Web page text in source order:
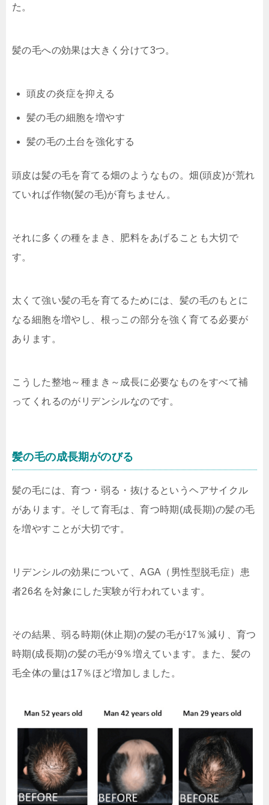
た。
髪の毛への効果は大きく分けて3つ。
頭皮の炎症を抑える
髪の毛の細胞を増やす
髪の毛の土台を強化する
頭皮は髪の毛を育てる畑のようなもの。畑(頭皮)が荒れ
ていれば作物(髪の毛)が育ちません。
それに多くの種をまき、肥料をあげることも大切で
す。
太くて強い髪の毛を育てるためには、髪の毛のもとに
なる細胞を増やし、根っこの部分を強く育てる必要が
あります。
こうした整地～種まき～成長に必要なものをすべて補
ってくれるのがリデンシルなのです。
髪の毛の成長期がのびる
髪の毛には、育つ・弱る・抜けるというヘアサイクル
があります。そして育毛は、育つ時期(成長期)の髪の毛
を増やすことが大切です。
リデンシルの効果について、AGA（男性型脱毛症）患
者26名を対象にした実験が行われています。
その結果、弱る時期(休止期)の髪の毛が17％減り、育つ
時期(成長期)の髪の毛が9％増えています。また、髪の
毛全体の量は17％ほど増加しました。